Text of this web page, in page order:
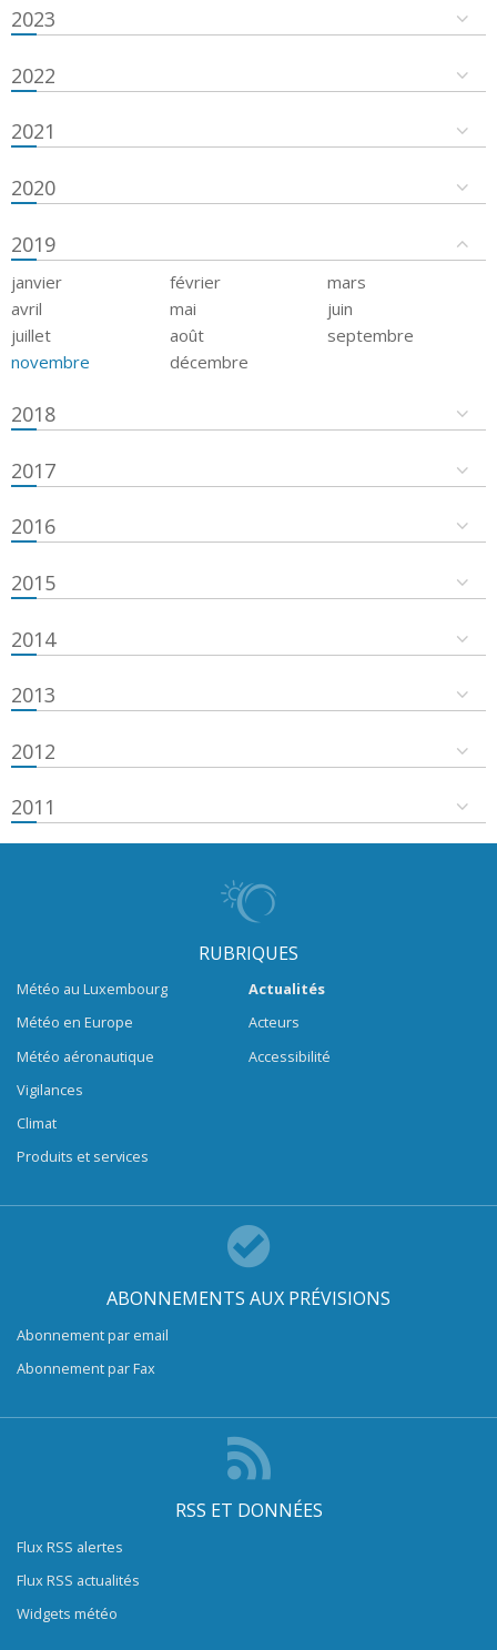
2023
2022
2021
2020
2019
janvier février
mars
avril
mai
juin
juillet
août
septembre
novembre
décembre
2018
2017
2016
2015
2014
2013
2012
2011
RUBRIQUES
Météo au Luxembourg
Météo en Europe
Météo aéronautique
Vigilances
Climat
Produits et services
Actualités
Acteurs
Accessibilité
ABONNEMENTS AUX PRÉVISIONS
Abonnement par email
Abonnement par Fax
RSS ET DONNÉES
Flux RSS alertes
Flux RSS actualités
Widgets météo